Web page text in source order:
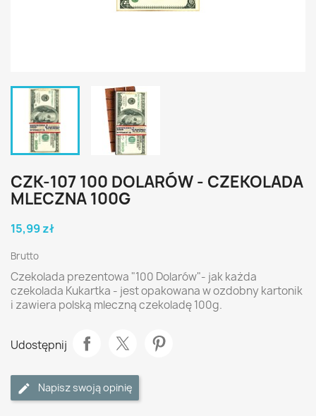
CZK-107 100 DOLARÓW - CZEKOLADA
MLECZNA 100G
15,99 zł
Brutto
Czekolada prezentowa "100 Dolarów"- jak każda
czekolada Kukartka - jest opakowana w ozdobny kartonik
i zawiera polską mleczną czekoladę 100g.
Udostępnij
Napisz swoją opinię